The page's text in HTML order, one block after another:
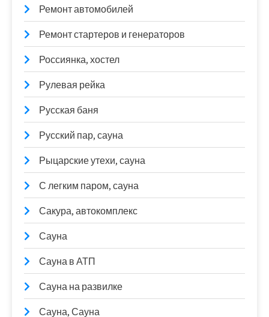
Ремонт автомобилей
Ремонт стартеров и генераторов
Россиянка, хостел
Рулевая рейка
Русская баня
Русский пар, сауна
Рыцарские утехи, сауна
С легким паром, сауна
Сакура, автокомплекс
Сауна
Сауна в АТП
Сауна на развилке
Сауна, Сауна